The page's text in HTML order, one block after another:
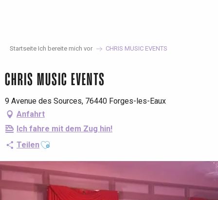
Startseite Ich bereite mich vor CHRIS MUSIC EVENTS
CHRIS MUSIC EVENTS
9 Avenue des Sources, 76440 Forges-les-Eaux
Anfahrt
Ich fahre mit dem Zug hin!
TeilenAjouter aux favoris